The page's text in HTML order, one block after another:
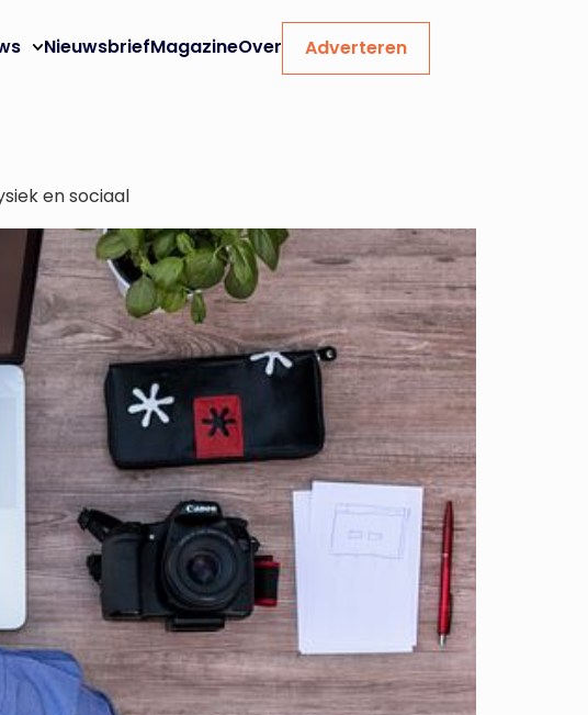
NieuwsbriefMagazineOver Adverteren
en sociaal